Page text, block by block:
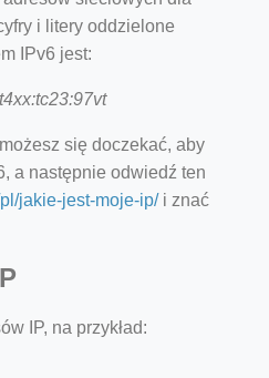
i litery oddzielone
IPv6 jest:
się doczekać, aby
a następnie odwiedź ten
jakie-jest-moje-ip/i znać
IP, na przykład: